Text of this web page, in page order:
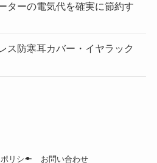
ターの電気代を確実に節約す
ス防寒耳カバー・イヤラック
リシー お問い合わせ